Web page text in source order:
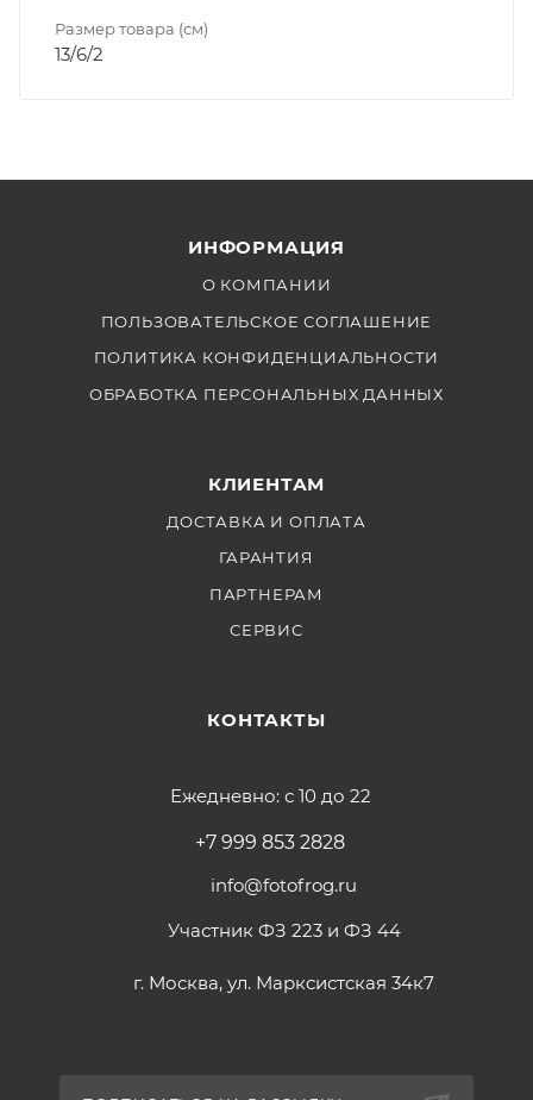
Размер товара (см)
13/6/2
ИНФОРМАЦИЯ
О КОМПАНИИ
ПОЛЬЗОВАТЕЛЬСКОЕ СОГЛАШЕНИЕ
ПОЛИТИКА КОНФИДЕНЦИАЛЬНОСТИ
ОБРАБОТКА ПЕРСОНАЛЬНЫХ ДАННЫХ
КЛИЕНТАМ
ДОСТАВКА И ОПЛАТА
ГАРАНТИЯ
ПАРТНЕРАМ
СЕРВИС
КОНТАКТЫ
Ежедневно: с 10 до 22
+7 999 853 2828
info@fotofrog.ru
Участник ФЗ 223 и ФЗ 44
г. Москва, ул. Марксистская 34к7